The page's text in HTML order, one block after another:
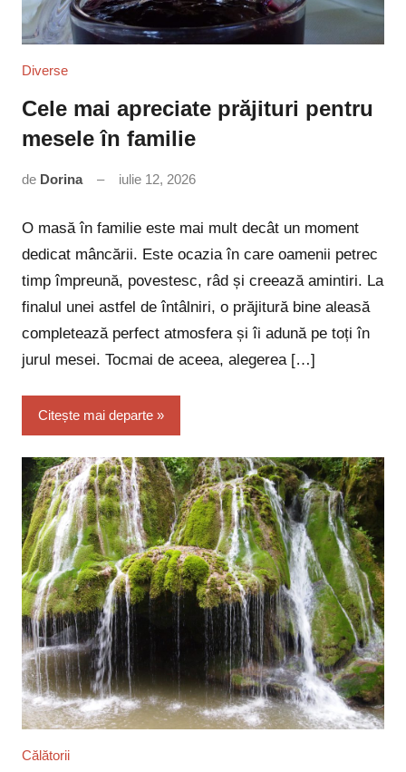
Diverse
Cele mai apreciate prăjituri pentru
mesele în familie
de Dorina iulie 12, 2026
O masă în familie este mai mult decât un moment
dedicat mâncării. Este ocazia în care oamenii petrec
timp împreună, povestesc, râd și creează amintiri. La
finalul unei astfel de întâlniri, o prăjitură bine aleasă
completează perfect atmosfera și îi adună pe toți în
jurul mesei. Tocmai de aceea, alegerea […]
Citește mai departe
Călătorii